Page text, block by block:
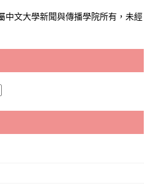
中文大學新聞與傳播學院所有，未經